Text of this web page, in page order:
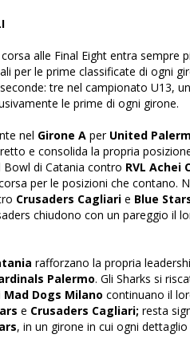
alle Final Eight entra sempre
per le prime classificate di ogni
tre nel campionato U13,
le prime di ogni girone.
nel Girone A per United
e consolida la propria
di Catania contro RVL Achei
per le posizioni che contano.
Crusaders Cagliari e Blue
chiudono con un pareggio il
rafforzano la propria
Palermo. Gli Sharks si
Mad Dogs Milano continuano il
e Crusaders Cagliari; resta
, in un girone in cui ogni